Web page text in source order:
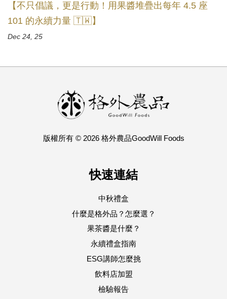
【不只倡議，更是行動！用果醬堆疊出每年 4.5 座
101 的永續力量 🇹🇼】
Dec 24, 25
版權所有 © 2026 格外農品GoodWill Foods
快速連結
中秋禮盒
什麼是格外品？怎麼選？
果茶醬是什麼？
永續禮盒指南
ESG講師怎麼挑
飲料店加盟
檢驗報告